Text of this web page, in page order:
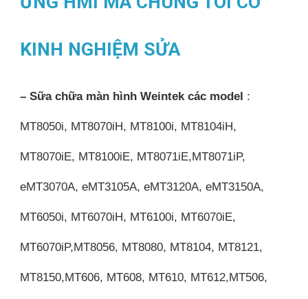
KINH NGHIỆM SỬA
– Sữa chữa màn hình Weintek các model :
MT8050i, MT8070iH, MT8100i, MT8104iH,
MT8070iE, MT8100iE, MT8071iE,MT8071iP,
eMT3070A, eMT3105A, eMT3120A, eMT3150A,
MT6050i, MT6070iH, MT6100i, MT6070iE,
MT6070iP,MT8056, MT8080, MT8104, MT8121,
MT8150,MT606, MT608, MT610, MT612,MT506,